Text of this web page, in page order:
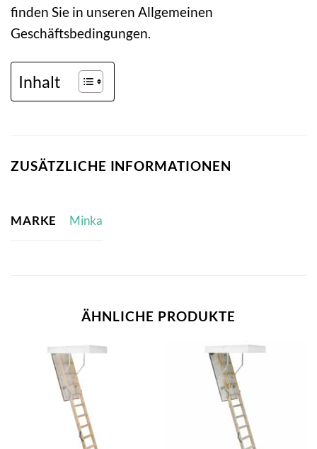
finden Sie in unseren Allgemeinen
Geschäftsbedingungen.
Inhalt
ZUSÄTZLICHE INFORMATIONEN
MARKE Minka
ÄHNLICHE PRODUKTE